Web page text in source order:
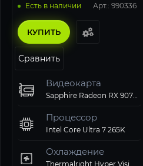
Есть в наличии Арт.: 990336
КУПИТЬ
Сравнить
Видеокарта
Sapphire Radeon RX 9070 XT PULSE GAMING (11348-03-20G)
Процессор
Intel Core Ultra 7 265K
Охлаждение